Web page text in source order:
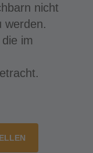
nicht
werden.
im